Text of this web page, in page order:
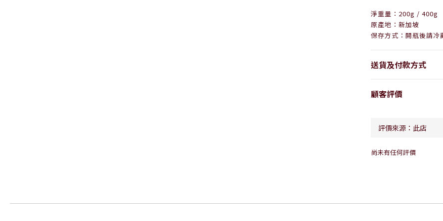
淨重量：200g / 400g
原產地：新加坡
保存方式： 開瓶後請冷
送貨及付款方式
顧客評價
尚未有任何評價